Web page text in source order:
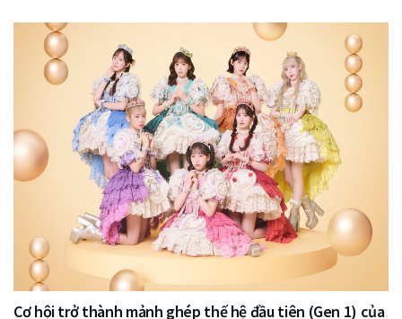
Cơ hội trở thành mảnh ghép thế hệ đầu tiên (Gen 1) của